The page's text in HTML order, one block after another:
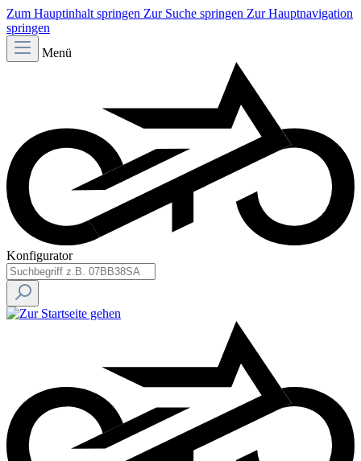
Zum Hauptinhalt springen Zur Suche springen Zur Hauptnavigation
springen
Menü
Konfigurator